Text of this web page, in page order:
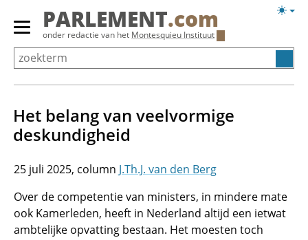
Overslaan
Primair
menu
tonen/verbergen
PARLEMENT.com
onder redactie van het Montesquieu Instituut
Het belang van veelvormige
deskundigheid
25 juli 2025
J.Th.J. van den Berg
Over de competentie van ministers, in mindere mate
ook Kamerleden, heeft in Nederland altijd een ietwat
ambtelijke opvatting bestaan. Het moesten toch